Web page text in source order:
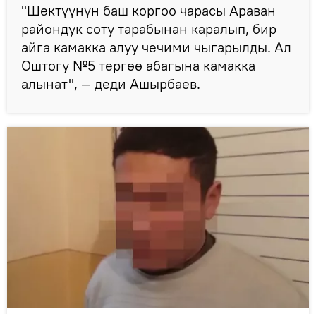
"Шектүүнүн баш коргоо чарасы Араван
райондук соту тарабынан каралып, бир
айга камакка алуу чечими чыгарылды. Ал
Оштогу №5 тергөө абагына камакка
алынат", — деди Ашырбаев.